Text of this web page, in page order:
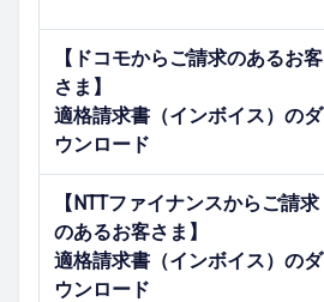
【ドコモからご請求のあるお客
さま】
適格請求書（インボイス）のダ
ウンロード
【NTTファイナンスからご請求
のあるお客さま】
適格請求書（インボイス）のダ
ウンロード